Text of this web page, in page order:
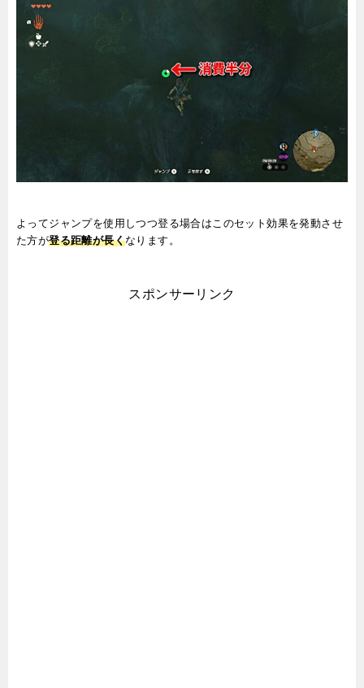
よってジャンプを使用しつつ登る場合はこのセット効果を発動させ
た方が登る距離が長くなります。
スポンサーリンク